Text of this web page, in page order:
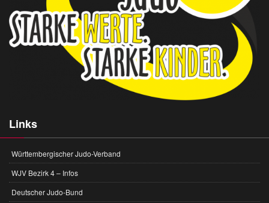
Links
Württembergischer Judo-Verband
WJV Bezirk 4 – Infos
Deutscher Judo-Bund